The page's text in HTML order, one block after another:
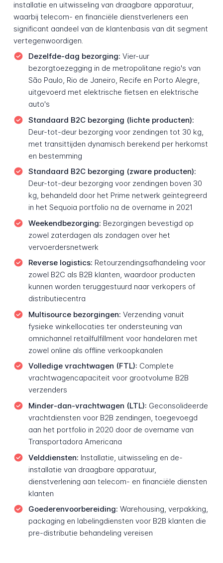
installatie en uitwisseling van draagbare apparatuur,
waarbij telecom- en financiële dienstverleners een
significant aandeel van de klantenbasis van dit segment
vertegenwoordigen.
Dezelfde-dag bezorging: Vier-uur
bezorgtoezegging in de metropolitane regio's van
São Paulo, Rio de Janeiro, Recife en Porto Alegre,
uitgevoerd met elektrische fietsen en elektrische
auto's
Standaard B2C bezorging (lichte producten):
Deur-tot-deur bezorging voor zendingen tot 30 kg,
met transittijden dynamisch berekend per herkomst
en bestemming
Standaard B2C bezorging (zware producten):
Deur-tot-deur bezorging voor zendingen boven 30
kg, behandeld door het Prime netwerk geïntegreerd
in het Sequoia portfolio na de overname in 2021
Weekendbezorging: Bezorgingen bevestigd op
zowel zaterdagen als zondagen over het
vervoerdersnetwerk
Reverse logistics: Retourzendingsafhandeling voor
zowel B2C als B2B klanten, waardoor producten
kunnen worden teruggestuurd naar verkopers of
distributiecentra
Multisource bezorgingen: Verzending vanuit
fysieke winkellocaties ter ondersteuning van
omnichannel retailfulfillment voor handelaren met
zowel online als offline verkoopkanalen
Volledige vrachtwagen (FTL): Complete
vrachtwagencapaciteit voor grootvolume B2B
verzen­ders
Minder-dan-vrachtwagen (LTL): Geconsolideerde
vrachtdiensten voor B2B zendingen, toegevoegd
aan het portfolio in 2020 door de overname van
Transportadora Americana
Velddiensten: Installatie, uitwisseling en de-
installatie van draagbare apparatuur,
dienstverlening aan telecom- en financiële diensten
klanten
Goederenvoorbereiding: Warehousing, verpakking,
packaging en labelingdiensten voor B2B klanten die
pre-distributie behandeling vereisen